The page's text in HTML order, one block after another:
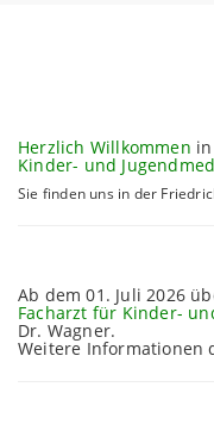
Herzlich Willkommen
Kinder- und
Sie finden uns in der
Ab dem 01. Juli 2026
Facharzt für Kinder-
Dr. Wagner.
Weitere Informationen